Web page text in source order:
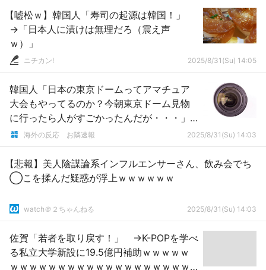
【嘘松ｗ】韓国人「寿司の起源は韓国！」
→「日本人に漬けは無理だろ（震え声
ｗ）」
ニチカン! 2025/8/31(Su) 14:05
韓国人「日本の東京ドームってアマチュア
大会もやってるのか？今朝東京ドーム見物
に行ったら人がすごかったんだが・・・」
→「都市対抗野球大会を東京ドームで開催
海外の反応 お隣速報 2025/8/31(Su) 14:03
【悲報】美人陰謀論系インフルエンサーさん、飲み会でち
◯こを揉んだ疑惑が浮上ｗｗｗｗｗｗ
watch＠２ちゃんねる 2025/8/31(Su) 14:03
佐賀「若者を取り戻す！」 →K-POPを学べ
る私立大学新設に19.5億円補助ｗｗｗｗｗ
ｗｗｗｗｗｗｗｗｗｗｗｗｗｗｗｗｗｗｗ